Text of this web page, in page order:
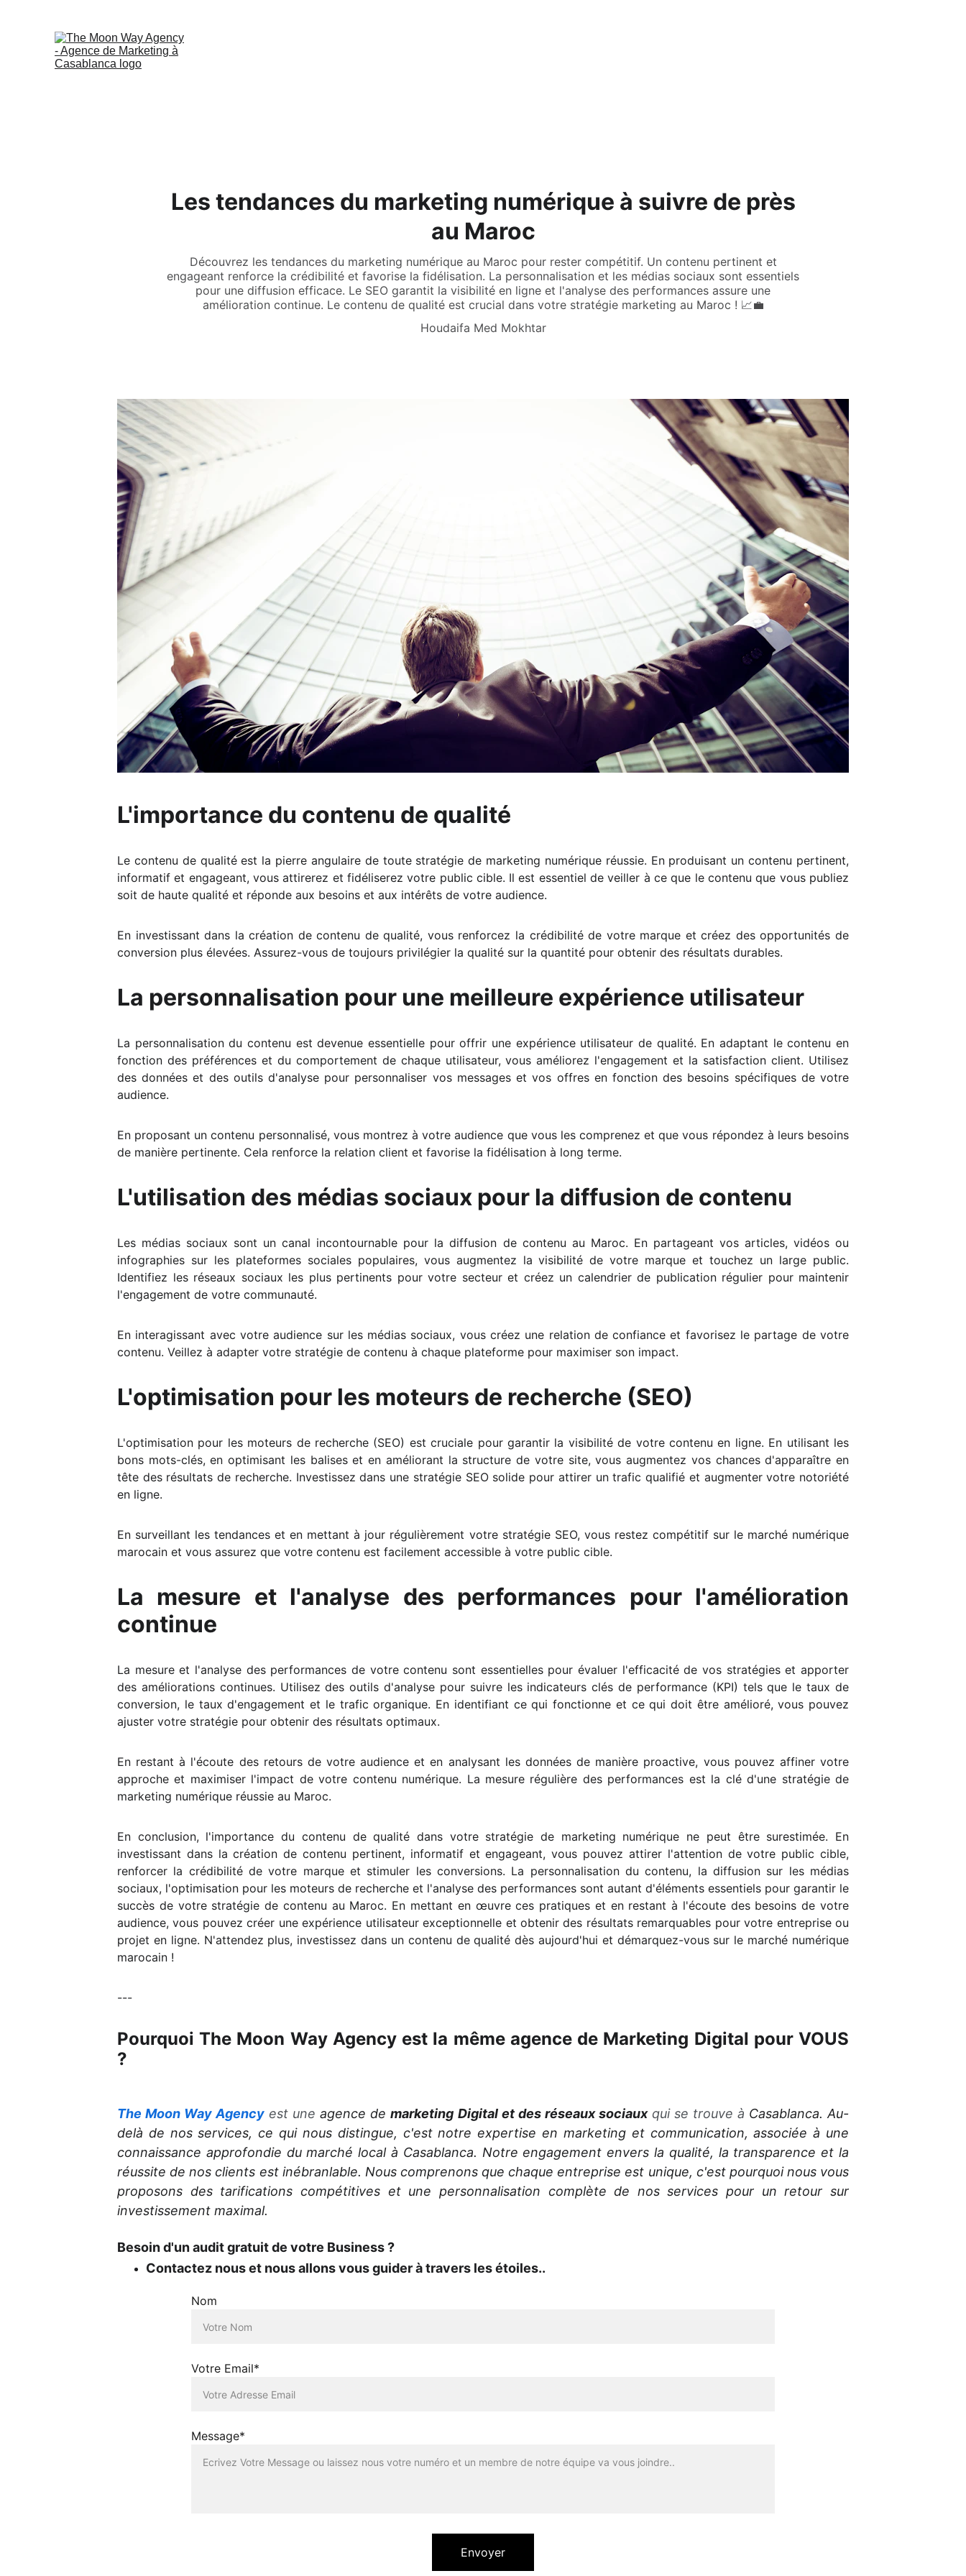
Les tendances du marketing numérique à suivre de près
au Maroc
Découvrez les tendances du marketing numérique au Maroc pour rester compétitif. Un contenu pertinent et
engageant renforce la crédibilité et favorise la fidélisation. La personnalisation et les médias sociaux sont essentiels
pour une diffusion efficace. Le SEO garantit la visibilité en ligne et l'analyse des performances assure une
amélioration continue. Le contenu de qualité est crucial dans votre stratégie marketing au Maroc ! 📈💼
Houdaifa Med Mokhtar
L'importance du contenu de qualité
Le contenu de qualité est la pierre angulaire de toute stratégie de marketing numérique réussie. En produisant un contenu pertinent,
informatif et engageant, vous attirerez et fidéliserez votre public cible. Il est essentiel de veiller à ce que le contenu que vous publiez
soit de haute qualité et réponde aux besoins et aux intérêts de votre audience.
En investissant dans la création de contenu de qualité, vous renforcez la crédibilité de votre marque et créez des opportunités de
conversion plus élevées. Assurez-vous de toujours privilégier la qualité sur la quantité pour obtenir des résultats durables.
La personnalisation pour une meilleure expérience utilisateur
La personnalisation du contenu est devenue essentielle pour offrir une expérience utilisateur de qualité. En adaptant le contenu en
fonction des préférences et du comportement de chaque utilisateur, vous améliorez l'engagement et la satisfaction client. Utilisez
des données et des outils d'analyse pour personnaliser vos messages et vos offres en fonction des besoins spécifiques de votre
audience.
En proposant un contenu personnalisé, vous montrez à votre audience que vous les comprenez et que vous répondez à leurs besoins
de manière pertinente. Cela renforce la relation client et favorise la fidélisation à long terme.
L'utilisation des médias sociaux pour la diffusion de contenu
Les médias sociaux sont un canal incontournable pour la diffusion de contenu au Maroc. En partageant vos articles, vidéos ou
infographies sur les plateformes sociales populaires, vous augmentez la visibilité de votre marque et touchez un large public.
Identifiez les réseaux sociaux les plus pertinents pour votre secteur et créez un calendrier de publication régulier pour maintenir
l'engagement de votre communauté.
En interagissant avec votre audience sur les médias sociaux, vous créez une relation de confiance et favorisez le partage de votre
contenu. Veillez à adapter votre stratégie de contenu à chaque plateforme pour maximiser son impact.
L'optimisation pour les moteurs de recherche (SEO)
L'optimisation pour les moteurs de recherche (SEO) est cruciale pour garantir la visibilité de votre contenu en ligne. En utilisant les
bons mots-clés, en optimisant les balises et en améliorant la structure de votre site, vous augmentez vos chances d'apparaître en
tête des résultats de recherche. Investissez dans une stratégie SEO solide pour attirer un trafic qualifié et augmenter votre notoriété
en ligne.
En surveillant les tendances et en mettant à jour régulièrement votre stratégie SEO, vous restez compétitif sur le marché numérique
marocain et vous assurez que votre contenu est facilement accessible à votre public cible.
La mesure et l'analyse des performances pour l'amélioration
continue
La mesure et l'analyse des performances de votre contenu sont essentielles pour évaluer l'efficacité de vos stratégies et apporter
des améliorations continues. Utilisez des outils d'analyse pour suivre les indicateurs clés de performance (KPI) tels que le taux de
conversion, le taux d'engagement et le trafic organique. En identifiant ce qui fonctionne et ce qui doit être amélioré, vous pouvez
ajuster votre stratégie pour obtenir des résultats optimaux.
En restant à l'écoute des retours de votre audience et en analysant les données de manière proactive, vous pouvez affiner votre
approche et maximiser l'impact de votre contenu numérique. La mesure régulière des performances est la clé d'une stratégie de
marketing numérique réussie au Maroc.
En conclusion, l'importance du contenu de qualité dans votre stratégie de marketing numérique ne peut être surestimée. En
investissant dans la création de contenu pertinent, informatif et engageant, vous pouvez attirer l'attention de votre public cible,
renforcer la crédibilité de votre marque et stimuler les conversions. La personnalisation du contenu, la diffusion sur les médias
sociaux, l'optimisation pour les moteurs de recherche et l'analyse des performances sont autant d'éléments essentiels pour garantir le
succès de votre stratégie de contenu au Maroc. En mettant en œuvre ces pratiques et en restant à l'écoute des besoins de votre
audience, vous pouvez créer une expérience utilisateur exceptionnelle et obtenir des résultats remarquables pour votre entreprise ou
projet en ligne. N'attendez plus, investissez dans un contenu de qualité dès aujourd'hui et démarquez-vous sur le marché numérique
marocain !
---
Pourquoi The Moon Way Agency est la même agence de Marketing Digital pour VOUS
?
The Moon WayAgency est uneagence demarketing Digital et des réseaux sociauxqui se trouve à Casablanca.Au-
delà de nos services, ce qui nous distingue, c'est notre expertise en marketing et communication, associée à une
connaissance approfondie du marché local à Casablanca. Notre engagement envers la qualité, la transparence et la
réussite de nos clients est inébranlable. Nous comprenons que chaque entreprise est unique, c'est pourquoi nous vous
proposons des tarifications compétitives et une personnalisation complète de nos services pour un retour sur
investissement maximal.
Besoin d'un audit gratuit de votre Business ?
Contactez nous et nous allons vous guider à travers les étoiles..
Nom
Votre Email*
Message*
Envoyer